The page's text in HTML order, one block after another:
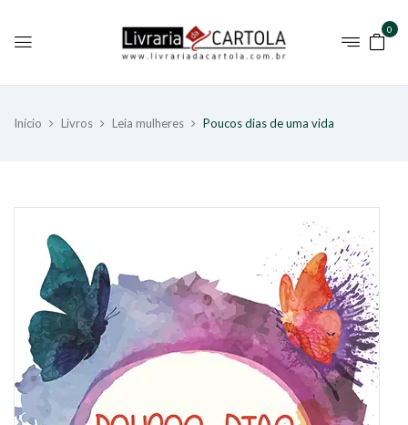
0
Início Livros Leia mulheres Poucos dias de uma vida